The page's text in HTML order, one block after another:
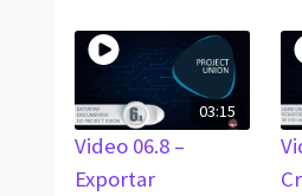
03:15
Video 06.8 –
Exportar